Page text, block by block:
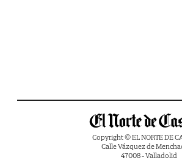
Copyright © EL NORTE DE
Calle Vázquez de
47008 - Valladolid